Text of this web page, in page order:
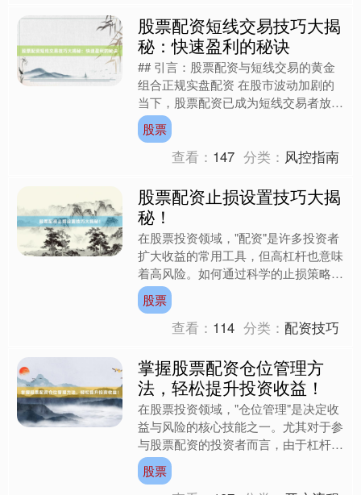
股票配资短线交易技巧大揭
秘：快速盈利的秘诀
## 引言：股票配资与短线交易的黄金
组合正规实盘配资 在股市波动加剧的
当下，股票配资已成为短线交易者放大
收益的重要工具。通过杠杆效应，投资
者可以用较少的本金撬动....
股票
查看： 147 分类： 风控指南
股票配资止损设置技巧大揭
秘！
在股票投资领域，"配资"是许多投资者
扩大收益的常用工具，但高杠杆也意味
着高风险。如何通过科学的止损策略控
制风险，成为股票配资交易中的核心课
题。本文结合行业最新数....
股票
查看： 114 分类：配资技巧
掌握股票配资仓位管理方
法，轻松提升投资收益！
在股票投资领域，"仓位管理"是决定收
益与风险的核心技能之一。尤其对于参
与股票配资的投资者而言，由于杠杆效
应放大了资金使用效率，仓位控制的精
准度直接关系到账户的存....
股票
沪深300 4694.44 +43.13 +0.93%
北证50 1134.24 +11.37 +1.01%
创业板指 3563.12 +47.56 +1.35%